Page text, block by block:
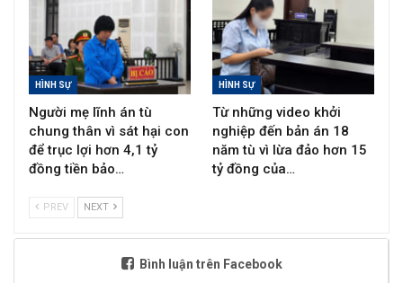
HÌNH SỰ
Người mẹ lĩnh án tù
chung thân vì sát hại con
để trục lợi hơn 4,1 tỷ
đồng tiền bảo…
HÌNH SỰ
Từ những video khởi
nghiệp đến bản án 18
năm tù vì lừa đảo hơn 15
tỷ đồng của…
PREV NEXT
Bình luận trên Facebook